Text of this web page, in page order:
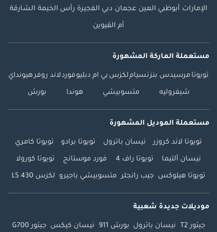
الإمارات أبوظبي العين عجمان دبي الفجيرة رأس الخيمة الشارقة
أم القيوين
مستعملة الماركة المشهورة
تويوتا مرسيدس بنزنسياملكزس بي ام دبليوفوردلاند روفرهيونداي
شيفروليه متسوبيشي هوندا بورش
مستعملة الموديل المشهورة
تويوتا لاند كروزر نيسان باترول تويوتا برادو تويوتا كامري
نيسان ألتيما تويوتا راف 4 فورد موستانج تويوتا كورولا
تويوتا هيلوكس جيب رانجلر متسوبيشي باجيرو لكزس LS 430
موديلات جديدة شعبية
جيتور T2 نيسان باترول بورش 911 نيسان كيكس جيتور G700